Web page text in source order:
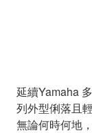
延續Yamaha
列外型俐落且
無論何時何地